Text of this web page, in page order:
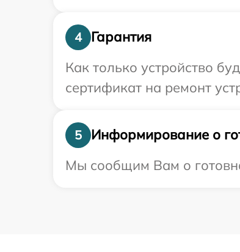
4
Гарантия
Как только устройство
сертификат на ремонт
5
Информирование о
Мы сообщим Вам о